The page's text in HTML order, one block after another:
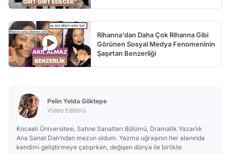
Rihanna'dan Daha Çok Rihanna Gibi
Görünen Sosyal Medya Fenomeninin
Şaşırtan Benzerliği
Pelin Yelda Göktepe
Video Editörü
Kocaeli Üniversitesi, Sahne Sanatları Bölümü, Dramatik Yazarlık
Ana Sanat Dalı’ndan mezun oldum. Yazma uğraşının her alanında
kendimi geliştirmeye çalışırken, değişen dünya ile birlikte